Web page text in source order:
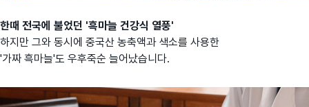
한때 전국에 불었던 '흑마늘 건강식 열풍'
하지만 그와 동시에 중국산 농축액과 색소를 사용한
'가짜 흑마늘'도 우후죽순 늘어났습니다.